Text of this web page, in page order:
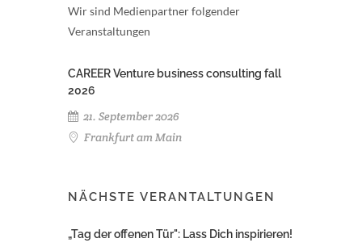
Wir sind Medienpartner folgender
Veranstaltungen
CAREER Venture business consulting fall
2026
21. September 2026
Frankfurt am Main
NÄCHSTE VERANTALTUNGEN
„Tag der offenen Tür": Lass Dich inspirieren!